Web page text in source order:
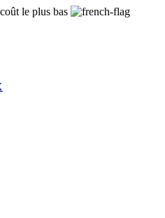
le plus bas